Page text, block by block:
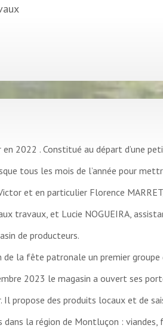
2022 . Constitué au départ d’une
tous les mois de l’année pour
et en particulier Florence
travaux, et Lucie NOGUEIRA,
de producteurs.
de la fête patronale un premier
2023 le magasin a ouvert ses
des produits locaux et de
la région de Montluçon : viandes,